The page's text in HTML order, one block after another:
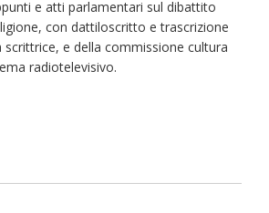
e atti parlamentari sul dibattito
con dattiloscritto e trascrizione
e della commissione cultura
radiotelevisivo.